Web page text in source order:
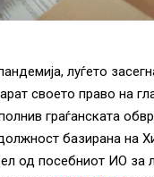
луѓето
своето право на
граѓанската
базирана на
од посебниот ИО за